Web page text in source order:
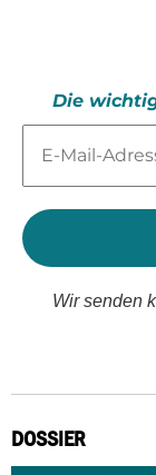
Die
Mail-
*
Wir senden
DOSSIER